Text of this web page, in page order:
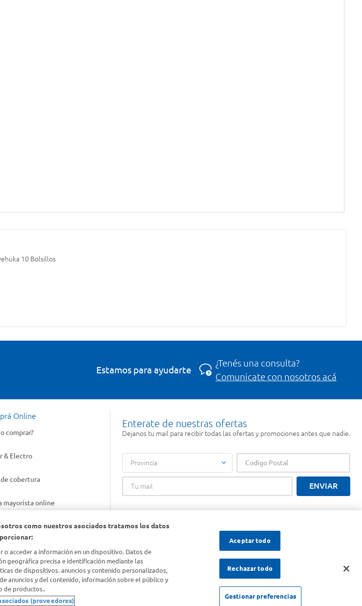
10 Bolsillos
Estamos para ayudarte
¿Tenés una consulta?
Comunicate con nosotros acá
Online
comprar?
& Electro
de cobertura
mayorista online
empresariales
Enterate de nuestras ofertas
Dejanos tu mail para recibir todas las ofertas y promociones antes que nadie.
Provincia
ENVIAR
como nuestros asociados tratamos los datos
o acceder a información en un dispositivo. Datos de
geográfica precisa e identificación mediante las
de dispositivos. anuncios y contenido personalizados,
anuncios y del contenido, información sobre el público y
de productos..
(proveedores)
Aceptar todo
Rechazar todo
Gestionar preferencias